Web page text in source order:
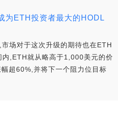
为ETH投资者最大的HODL
场对于这次升级的期待也在ETH
,ETH就从略高于1,000美元的价
超60%,并将下一个阻力位目标